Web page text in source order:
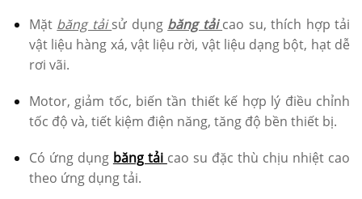
Mặt băng tảisử dụng băng tảicao su, thích hợp tải
vật liệu hàng xá, vật liệu rời, vật liệu dạng bột, hạt dễ
rơi vãi.
Motor, giảm tốc, biến tần thiết kế hợp lý điều chỉnh
tốc độ và, tiết kiệm điện năng, tăng độ bền thiết bị.
Có ứng dụng băng tải cao su đặc thù chịu nhiệt cao
theo ứng dụng tải.